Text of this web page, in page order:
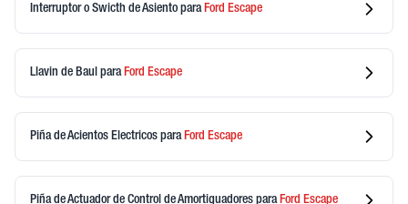
Interruptor o Swicth de Asiento para Ford Escape
Llavin de Baul para Ford Escape
Piña de Acientos Electricos para Ford Escape
Piña de Actuador de Control de Amortiguadores para Ford Escape